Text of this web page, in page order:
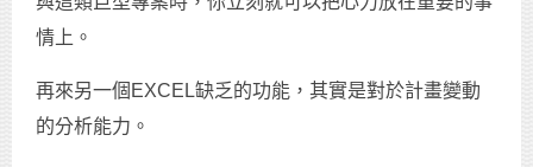
情上。
再來另一個EXCEL缺乏的功能，其實是對於計畫變動
的分析能力。